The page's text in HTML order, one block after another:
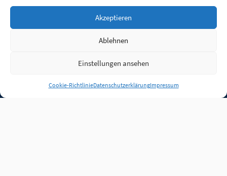
Akzeptieren
Ablehnen
Einstellungen ansehen
Cookie-RichtlinieDatenschutzerklärungImpressum
Anmelden
Jobs Partner FAQ Quellen